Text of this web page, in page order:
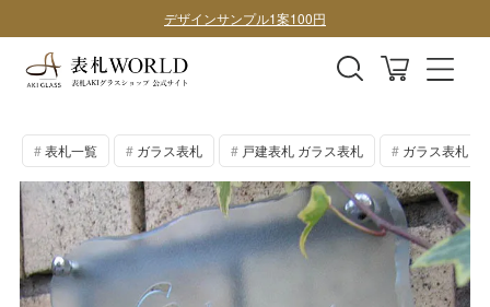
デザインサンプル1案100円
購入前にデザイン確認したい方はこちら
表札全商品、全国送料無料！
表札一覧
ガラス表札 戸建表札 ガラス表札 ガラス表札 フ